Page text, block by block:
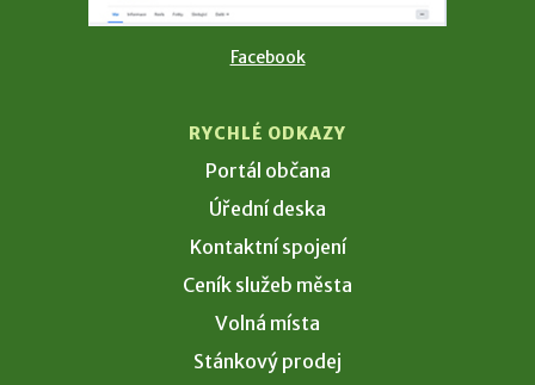
Facebook
RYCHLÉ ODKAZY
Portál občana
Úřední deska
Kontaktní spojení
Ceník služeb města
Volná místa
Stánkový prodej